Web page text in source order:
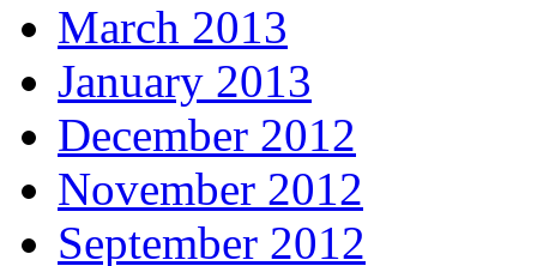
March 2013
January 2013
December 2012
November 2012
September 2012